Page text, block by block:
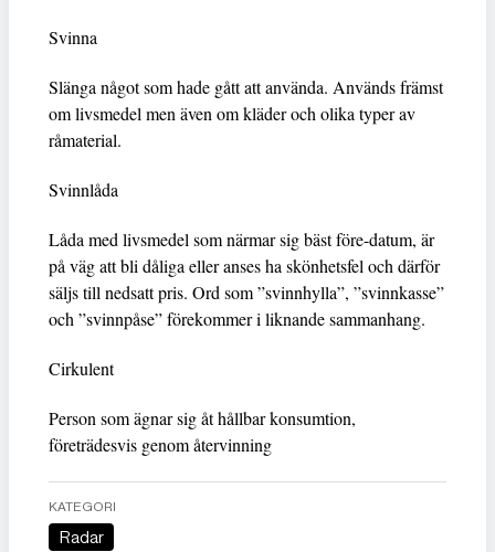
Svinna
Slänga något som hade gått att använda. Används främst
om livsmedel men även om kläder och olika typer av
råmaterial.
Svinnlåda
Låda med livsmedel som närmar sig bäst före-datum, är
på väg att bli dåliga eller anses ha skönhetsfel och därför
säljs till nedsatt pris. Ord som ”svinnhylla”, ”svinnkasse”
och ”svinnpåse” förekommer i liknande sammanhang.
Cirkulent
Person som ägnar sig åt hållbar konsumtion,
företrädesvis genom återvinning
KATEGORI
Radar